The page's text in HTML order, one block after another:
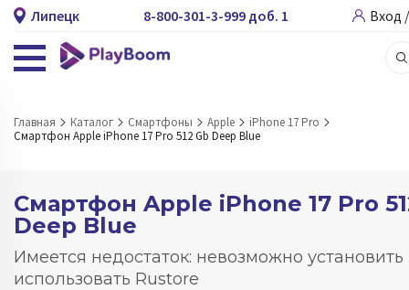
Липецк 8-800-301-3-999 доб. 1 Вход
Главная Каталог Смартфоны Apple
iPhone 17 Pro
Смартфон Apple iPhone 17 Pro 512 Gb Deep Blue
Смартфон Apple iPhone 17 Pro
Deep Blue
Имеется недостаток: невозможно установить
использовать Rustore